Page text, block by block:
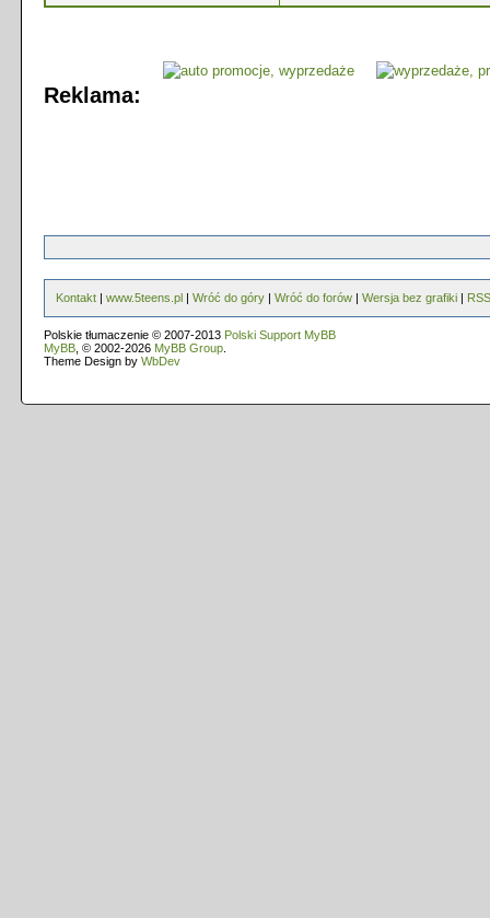
Reklama:
Kontakt | www.5teens.pl | Wróć do góry | Wróć do forów | Wersja bez grafiki | RSS
Polskie tłumaczenie © 2007-2013 Polski Support MyBB
MyBB , © 2002-2026 MyBB Group
Theme Design by WbDev